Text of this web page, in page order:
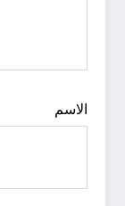
الاسم